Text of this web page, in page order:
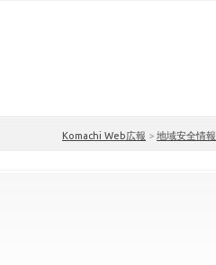
Komachi Web広報 > 地域安全情報